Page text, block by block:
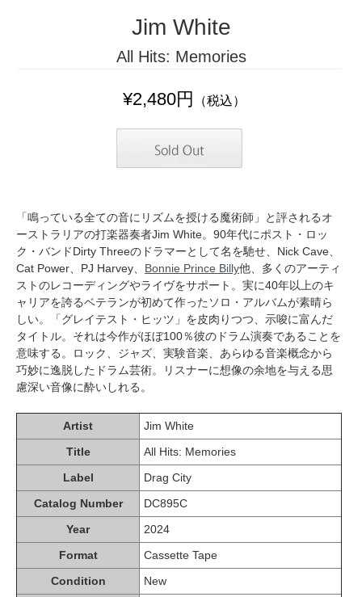
Jim White
All Hits: Memories
¥2,480円 （税込）
「鳴っている全ての音にリズムを授ける魔術師」と評されるオ
ーストラリアの打楽器奏者Jim White。90年代にポスト・ロッ
ク・バンドDirty Threeのドラマーとして名を馳せ、Nick Cave、
Cat Power、PJ Harvey、 Bonnie Prince Billy他、多くのアーティ
ストのレコーディングやライヴをサポート。実に40年以上のキ
ャリアを誇るベテランが初めて作ったソロ・アルバムが素晴ら
しい。「グレイテスト・ヒッツ」を皮肉りつつ、示唆に富んだ
タイトル。それは今作がほぼ100％彼のドラム演奏であることを
意味する。ロック、ジャズ、実験音楽、あらゆる音楽概念から
巧妙に逸脱したドラム芸術。リスナーに想像の余地を与える思
慮深い音像に酔いしれる。
Artist
Jim White
Title
All Hits: Memories
Label
Drag City
Catalog Number
DC895C
Year
2024
Format
Cassette Tape
Condition
New